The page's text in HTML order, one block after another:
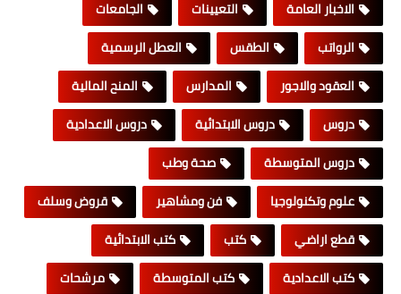
الاخبار العامة
التعيينات
الجامعات
الرواتب
الطقس
العطل الرسمية
العقود والاجور
المدارس
المنح المالية
دروس
دروس الابتدائية
دروس الاعدادية
دروس المتوسطة
صحة وطب
علوم وتكنولوجيا
فن ومشاهير
قروض وسلف
قطع اراضي
كتب
كتب الابتدائية
كتب الاعدادية
كتب المتوسطة
مرشحات